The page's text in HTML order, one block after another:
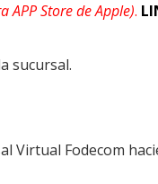
APP Store de Apple).
sucursal.
Virtual Fodecom